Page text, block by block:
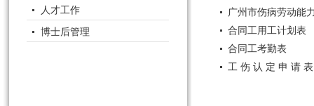
人才工作
博士后管理
广州市伤病劳动能
合同工用工计划表
合同工考勤表
工 伤 认 定 申 请 表